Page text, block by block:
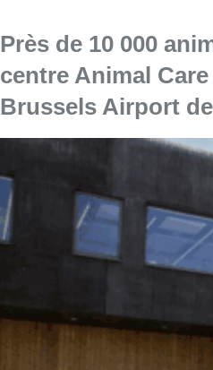
Près de 10 000
centre Animal
Brussels Airport